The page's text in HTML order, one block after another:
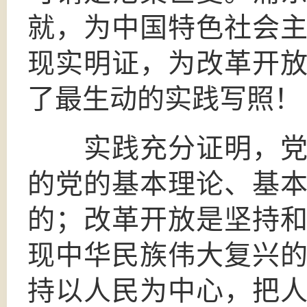
就，为中国特色社会
现实明证，为改革开
了最生动的实践写照！
实践充分证明，党
的党的基本理论、基
的；改革开放是坚持
现中华民族伟大复兴
持以人民为中心，把